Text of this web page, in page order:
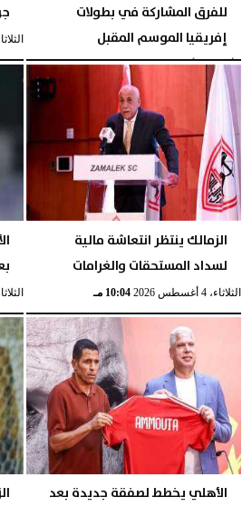
للفرق المشاركة في بطولات
إفريقيا الموسم المقبل
الأربعاء، 5 أغسطس 2026 04:40 مـ
الثلاثاء، 4
الزمالك ينتظر انتعاشة مالية
لسداد المستحقات والغرامات
الثلاثاء، 4 أغسطس 2026 10:04 مـ الثلاثاء، 4
الأهلي يخطط لصفقة جديدة بعد